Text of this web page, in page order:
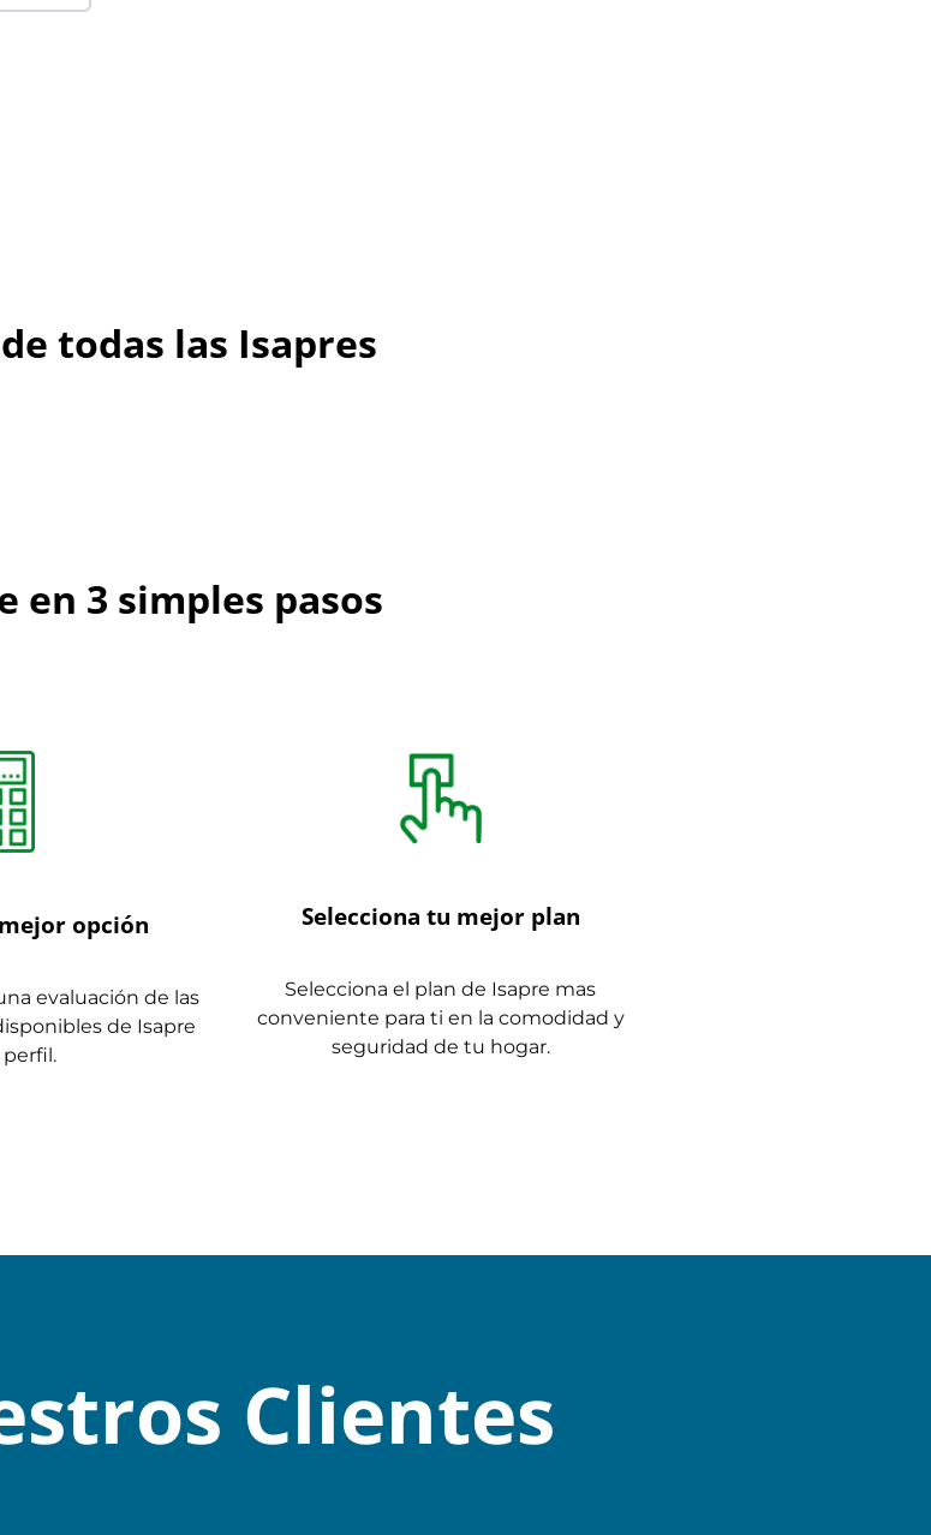
todas las Isapres
en 3 simples pasos
opción
evaluación de las
de Isapre
Selecciona tu mejor plan
Selecciona el plan de Isapre mas
conveniente para ti en la comodidad y
seguridad de tu hogar.
Clientes